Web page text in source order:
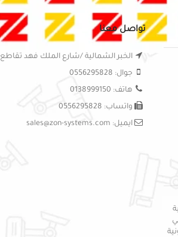
في
تواصل معنا
الخبر الشمالية /شارع الملك فهد تقاطع 3/2
جوال: 0556295828
هاتف: 0138999150
واتساب: 0556295828
ايميل: sales@zon-systems.com